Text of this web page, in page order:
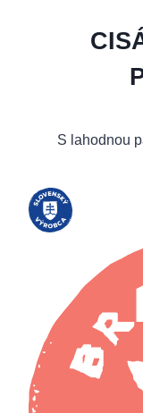
S lahodnou